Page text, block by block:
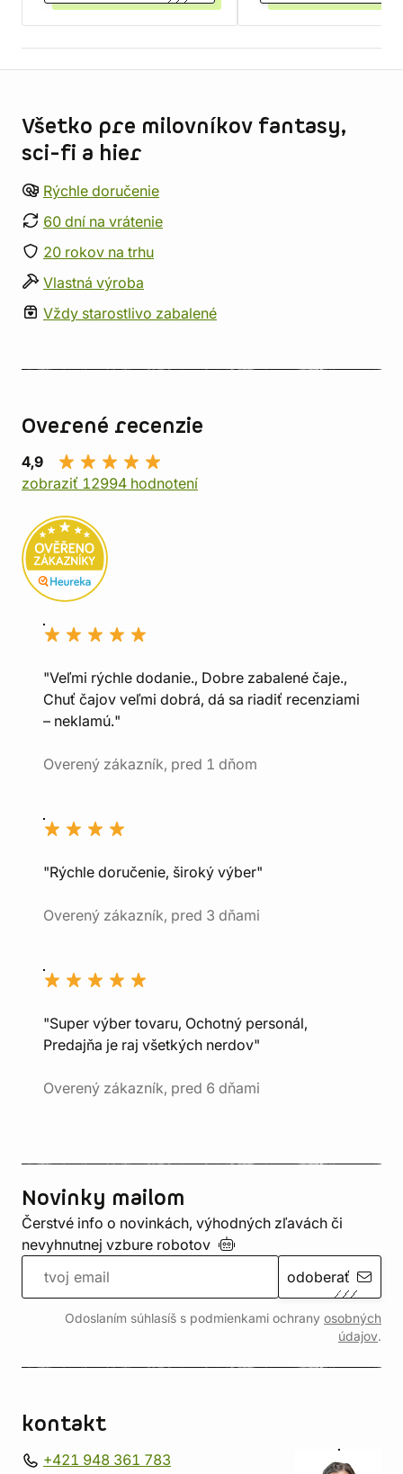
Všetko pre milovníkov fantasy,
sci-fi a hier
Rýchle doručenie
60 dní na vrátenie
20 rokov na trhu
Vlastná výroba
Vždy starostlivo zabalené
Overené recenzie
4,9
zobraziť 12994 hodnotení
"Veľmi rýchle dodanie., Dobre zabalené čaje.,
Chuť čajov veľmi dobrá, dá sa riadiť recenziami
– neklamú."
Overený zákazník, pred 1 dňom
"Rýchle doručenie, široký výber"
Overený zákazník, pred 3 dňami
"Super výber tovaru, Ochotný personál,
Predajňa je raj všetkých nerdov"
Overený zákazník, pred 6 dňami
Novinky mailom
Čerstvé info o novinkách, výhodných zľavách či
nevyhnutnej vzbure robotov
odoberať
Odoslaním súhlasíš s podmienkami ochrany osobných
údajov.
kontakt
+421 948 361 783